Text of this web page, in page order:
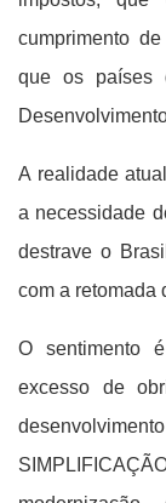
cumprimento
que os países
A realidade
a necessidade
destrave o
com a retomada
O sentimento
excesso de